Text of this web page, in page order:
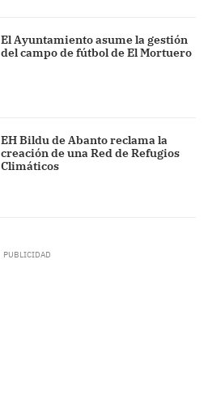
El Ayuntamiento asume la gestión
del campo de fútbol de El Mortuero
EH Bildu de Abanto reclama la
creación de una Red de Refugios
Climáticos